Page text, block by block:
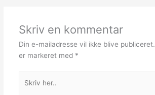
Skriv en kommentar
Din e-mailadresse vil ikke blive publiceret.
er markeret med *
her..